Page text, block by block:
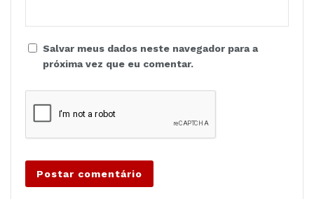
Salvar meus dados neste navegador para a
próxima vez que eu comentar.